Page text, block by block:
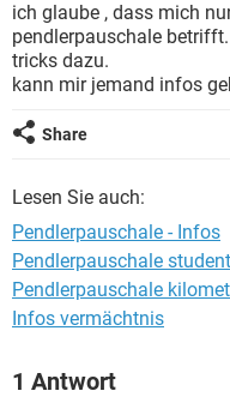
ich glaube , dass mich
pendlerpauschale
tricks dazu.
kann mir jemand infos
Share
Lesen Sie auch:
Pendlerpauschale - Infos
Pendlerpauschale
Pendlerpauschale
Infos vermächtnis
1 Antwort